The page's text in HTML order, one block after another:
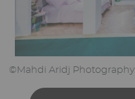
©Mahdi Aridj Photography